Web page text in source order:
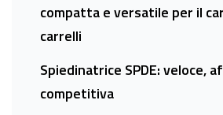
compatta e versatile per il
carrelli
Spiedinatrice SPDE: veloce,
competitiva